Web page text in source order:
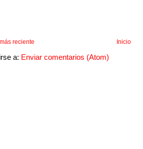
reciente Inicio
a: Enviar comentarios (Atom)